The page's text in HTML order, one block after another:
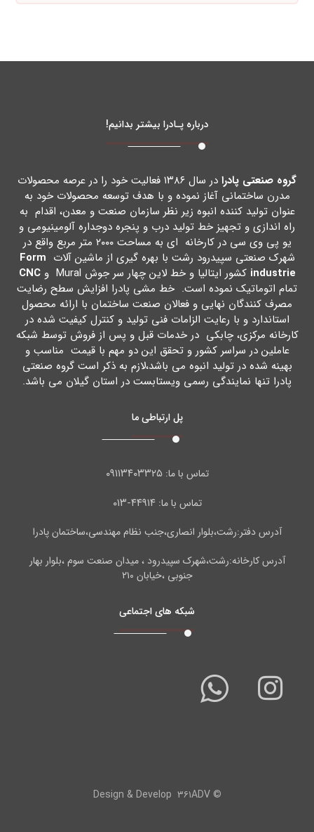
درباره پـادرا بیشتر بدانیم!
گروه صنعتی پادرا
در سال ۱۳۸۶ فعالیت خود را در عرصه محصولات
مدرن ساختمانی آغاز نموده و با هدف توسعه محصولات خود به
عنوان تولید کننده انبوه زیر نظر سازمان صنعت و معدن، اقدام به
راه اندازي و تجهیز خط تولید درب و پنجره دوجداره آلومینیومی و
یو پی وي سی در کارخانه اي به مساحت ۲۰۰۰ متر مربع واقع در
شهرك صنعتی سپیدرود رشت با بهره گیري از ماشین آلات Form
industrie کشور ایتالیا و خط لاین چهار سر جوش Mural و
CNC
تمام اتوماتیک نموده است. خط مشی پادرا افزایش سطح رضایت
مصرف کنندگان نهایی و فعالان صنعت ساختمان با ارائه محصول
استاندارد و با رعایت الزامات فنی تولید و کنترل کیفیت شده در
کارخانه مرکزي، چابکی در خدمات قبل و پس از فروش توسط شبکه
عاملین در سراسر کشور و تحقق این دو مهم با قیمت مناسب و
بهینه شده در تولید انبوه می باشد،لازم به ذکر است گروه صنعتی
پادرا تنها نمایندگی رسمی ویستابست در استان گیلان می باشد.
پل ارتباطی ما
تماس با ما:۰۹۱۱۳۴۰۳۳۲۵
تماس با ما: ۴۴۹۱۴-۰۱۳
آدرس دفتر:رشت،بلوار انصاری،جنب نظام مهندسی،ساختمان پادرا
آدرس کارخانه:رشت،شهرک سپیدرود ، میدان صنعت سوم ،بلوار بهار
جنوبی ،خیابان ۲۱۰
شبکه های اجتماعی
© Design & Develop۳۶۱ADV